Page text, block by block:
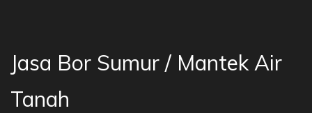
Jasa Bor Sumur / Mantek Air
Tanah